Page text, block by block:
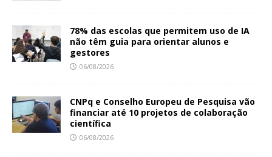
78% das escolas que permitem uso de IA
não têm guia para orientar alunos e
gestores
06/08/2026
CNPq e Conselho Europeu de Pesquisa vão
financiar até 10 projetos de colaboração
científica
06/08/2026